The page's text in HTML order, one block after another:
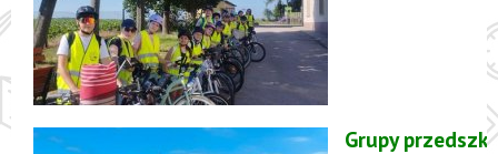
Grupy